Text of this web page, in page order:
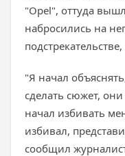
"Opel", оттуда
набросились на
"Я начал
сделать сюжет,
начал избивать
избивал,
сообщил